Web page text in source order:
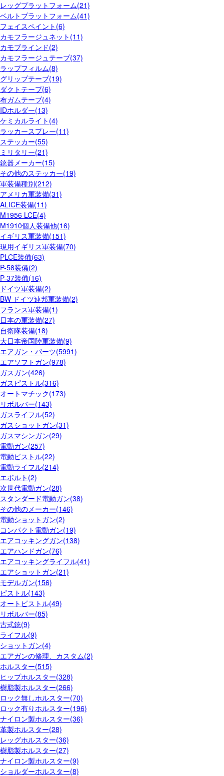
レッグプラットフォーム(21)
ベルトプラットフォーム(41)
フェイスペイント(6)
カモフラージュネット(11)
カモブラインド(2)
カモフラージュテープ(37)
ラップフィルム(8)
グリップテープ(19)
ダクトテープ(6)
布ガムテープ(4)
IDホルダー(13)
ケミカルライト(4)
ラッカースプレー(11)
ステッカー(55)
ミリタリー(21)
銃器メーカー(15)
その他のステッカー(19)
軍装備種別(212)
アメリカ軍装備(31)
ALICE装備(11)
M1956 LCE(4)
M1910個人装備他(16)
イギリス軍装備(151)
現用イギリス軍装備(70)
PLCE装備(63)
P-58装備(2)
P-37装備(16)
ドイツ軍装備(2)
BW ドイツ連邦軍装備(2)
フランス軍装備(1)
日本の軍装備(27)
自衛隊装備(18)
大日本帝国陸軍装備(9)
エアガン・パーツ(5991)
エアソフトガン(978)
ガスガン(426)
ガスピストル(316)
オートマチック(173)
リボルバー(143)
ガスライフル(52)
ガスショットガン(31)
ガスマシンガン(29)
電動ガン(257)
電動ピストル(22)
電動ライフル(214)
エボルト(2)
次世代電動ガン(28)
スタンダード電動ガン(38)
その他のメーカー(146)
電動ショットガン(2)
コンパクト電動ガン(19)
エアコッキングガン(138)
エアハンドガン(76)
エアコッキングライフル(41)
エアショットガン(21)
モデルガン(156)
ピストル(143)
オートピストル(49)
リボルバー(85)
古式銃(9)
ライフル(9)
ショットガン(4)
エアガンの修理、カスタム(2)
ホルスター(515)
ヒップホルスター(328)
樹脂製ホルスター(266)
ロック無しホルスター(70)
ロック有りホルスター(196)
ナイロン製ホルスター(36)
革製ホルスター(28)
レッグホルスター(36)
樹脂製ホルスター(27)
ナイロン製ホルスター(9)
ショルダーホルスター(8)